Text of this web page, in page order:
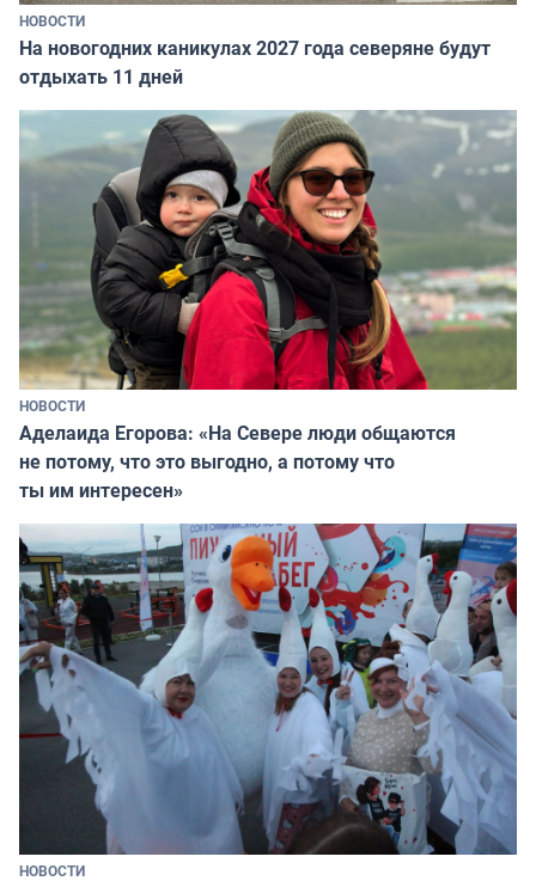
НОВОСТИ
На новогодних каникулах 2027 года северяне будут
отдыхать 11 дней
НОВОСТИ
Аделаида Егорова: «На Севере люди общаются
не потому, что это выгодно, а потому что
ты им интересен»
НОВОСТИ